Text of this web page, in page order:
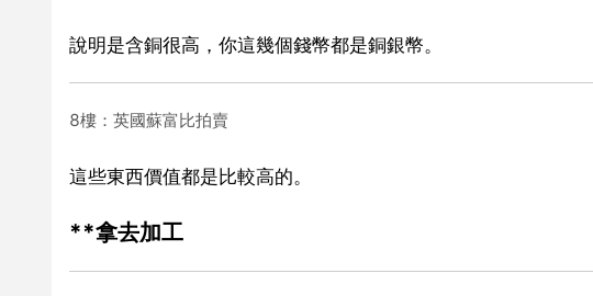
說明是含銅很高，你這幾個錢幣都是銅銀幣。
8樓：英國蘇富比拍賣
這些東西價值都是比較高的。
**拿去加工